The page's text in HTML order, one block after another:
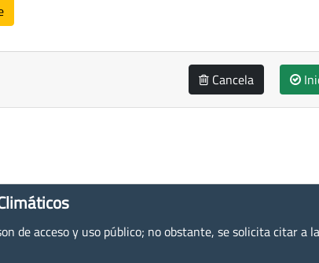
Cancela
de acceso y uso público; no obstante, se solicita citar a la